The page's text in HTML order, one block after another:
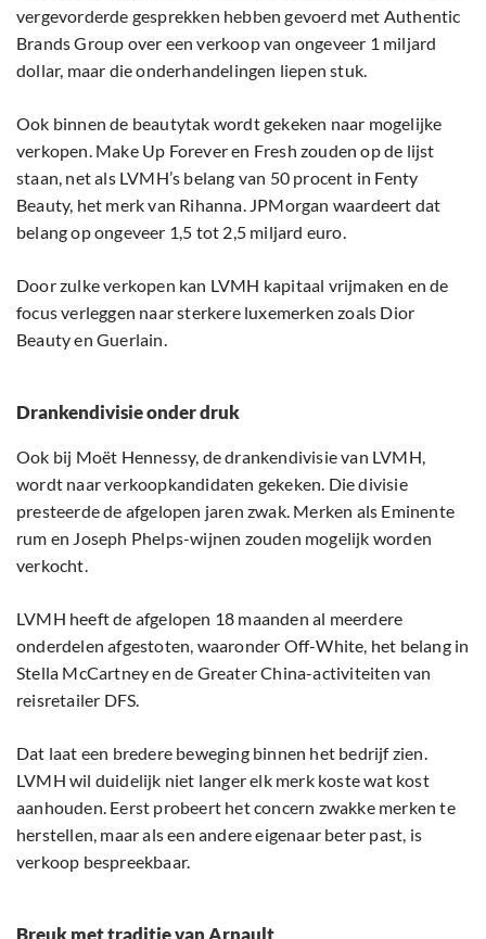
vergevorderde gesprekken hebben gevoerd met Authentic
Brands Group over een verkoop van ongeveer 1 miljard
dollar, maar die onderhandelingen liepen stuk.
Ook binnen de beautytak wordt gekeken naar mogelijke
verkopen. Make Up Forever en Fresh zouden op de lijst
staan, net als LVMH’s belang van 50 procent in Fenty
Beauty, het merk van Rihanna. JPMorgan waardeert dat
belang op ongeveer 1,5 tot 2,5 miljard euro.
Door zulke verkopen kan LVMH kapitaal vrijmaken en de
focus verleggen naar sterkere luxemerken zoals Dior
Beauty en Guerlain.
Drankendivisie onder druk
Ook bij Moët Hennessy, de drankendivisie van LVMH,
wordt naar verkoopkandidaten gekeken. Die divisie
presteerde de afgelopen jaren zwak. Merken als Eminente
rum en Joseph Phelps-wijnen zouden mogelijk worden
verkocht.
LVMH heeft de afgelopen 18 maanden al meerdere
onderdelen afgestoten, waaronder Off-White, het belang in
Stella McCartney en de Greater China-activiteiten van
reisretailer DFS.
Dat laat een bredere beweging binnen het bedrijf zien.
LVMH wil duidelijk niet langer elk merk koste wat kost
aanhouden. Eerst probeert het concern zwakke merken te
herstellen, maar als een andere eigenaar beter past, is
verkoop bespreekbaar.
Breuk met traditie van Arnault